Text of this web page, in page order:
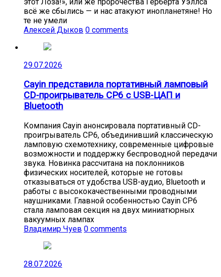
всё же сбылись — и нас атакуют инопланетяне! Но
те не умели
Алексей Дыков 0 comments
29.07.2026
Cayin представила портативный ламповый
CD-проигрыватель CP6 с USB-ЦАП и
Bluetooth
Компания Cayin анонсировала портативный CD-
проигрыватель CP6, объединивший классическую
ламповую схемотехнику, современные цифровые
возможности и поддержку беспроводной передачи
звука. Новинка рассчитана на поклонников
физических носителей, которые не готовы
отказываться от удобства USB-аудио, Bluetooth и
работы с высококачественными проводными
наушниками. Главной особенностью Cayin CP6
стала ламповая секция на двух миниатюрных
вакуумных лампах
Владимир Чуев 0 comments
28.07.2026